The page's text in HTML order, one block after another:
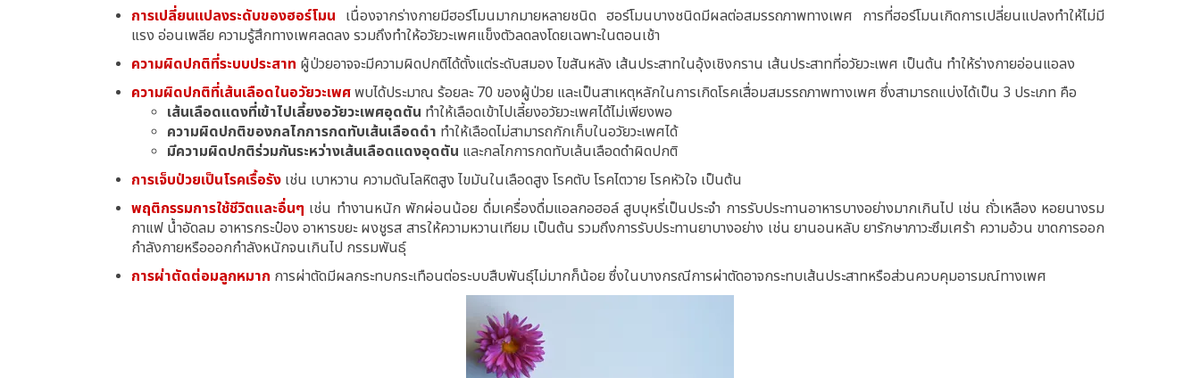
การเปลี่ยนแปลงระดับของฮอร์โมน เนื่องจากร่างกายมีฮอร์โมนมากมายหลายชนิด ฮอร์โมนบางชนิดมีผลต่อสมรรถภาพทางเพศ การที่ฮอร์โมนเกิดการเปลี่ยนแปลงทำให้ไม่มี
แรง อ่อนเพลีย ความรู้สึกทางเพศลดลง รวมถึงทำให้อวัยวะเพศแข็งตัวลดลงโดยเฉพาะในตอนเช้า
ความผิดปกติที่ระบบประสาท ผู้ป่วยอาจจะมีความผิดปกติได้ตั้งแต่ระดับสมอง ไขสันหลัง เส้นประสาทในอุ้งเชิงกราน เส้นประสาทที่อวัยวะเพศ เป็นต้น ทำให้ร่างกายอ่อนแอลง
ความผิดปกติที่เส้นเลือดในอวัยวะเพศพบได้ประมาณ ร้อยละ 70 ของผู้ป่วย และเป็นสาเหตุหลักในการเกิดโรคเสื่อมสมรรถภาพทางเพศ ซึ่งสามารถแบ่งได้เป็น 3 ประเภท คือ
เส้นเลือดแดงที่เข้าไปเลี้ยงอวัยวะเพศอุดตัน ทำให้เลือดเข้าไปเลี้ยงอวัยวะเพศได้ไม่เพียงพอ
ความผิดปกติของกลไกการกดทับเส้นเลือดดำ ทำให้เลือดไม่สามารถกักเก็บในอวัยวะเพศได้
มีความผิดปกติร่วมกันระหว่างเส้นเลือดแดงอุดตัน และกลไกการกดทับเล้นเลือดดำผิดปกติ
การเจ็บป่วยเป็นโรคเรื้อรัง เช่น เบาหวาน ความดันโลหิตสูง ไขมันในเลือดสูง โรคตับ โรคไตวาย โรคหัวใจ เป็นต้น
พฤติกรรมการใช้ชีวิตและอื่นๆ เช่น ทำงานหนัก พักผ่อนน้อย ดื่มเครื่องดื่มแอลกอฮอล์ สูบบุหรี่เป็นประจำ การรับประทานอาหารบางอย่างมากเกินไป เช่น ถั่วเหลือง หอยนางรม
กาแฟ น้ำอัดลม อาหารกระป๋อง อาหารขยะ ผงชูรส สารให้ความหวานเทียม เป็นต้น รวมถึงการรับประทานยาบางอย่าง เช่น ยานอนหลับ ยารักษาภาวะซึมเศร้า ความอ้วน ขาดการออก
กำลังกายหรือออกกำลังหนักจนเกินไป กรรมพันธุ์
การผ่าตัดต่อมลูกหมาก การผ่าตัดมีผลกระทบกระเทือนต่อระบบสืบพันธุ์ไม่มากก็น้อย ซึ่งในบางกรณีการผ่าตัดอาจกระทบเส้นประสาทหรือส่วนควบคุมอารมณ์ทางเพศ